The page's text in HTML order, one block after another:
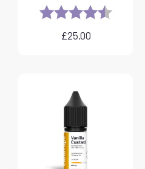
of 5 starsRating: 4.6 out
£25.00